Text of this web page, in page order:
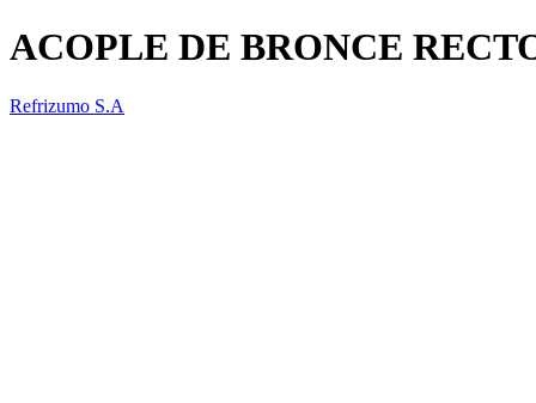
ACOPLE DE BRONCE
Refrizumo S.A